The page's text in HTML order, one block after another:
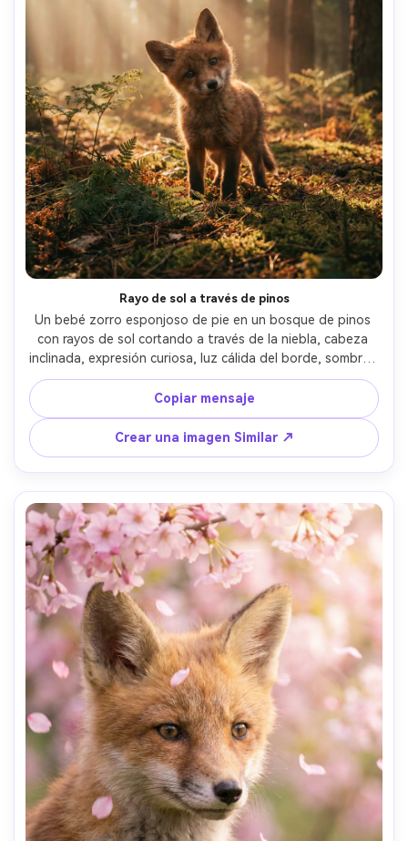
Rayo de sol a través de pinos
Un bebé zorro esponjoso de pie en un bosque de pinos
con rayos de sol cortando a través de la niebla, cabeza
inclinada, expresión curiosa, luz cálida del borde, sombras
largas, disparado en Sony A1 con 135mm f/1.8, marco de
retrato, profundidad de campo poco profunda,
clasificación de color del bosque cinematográfico, ultra-
realista- -ar 4:5
Copiar mensaje
Crear una imagen Similar ↗